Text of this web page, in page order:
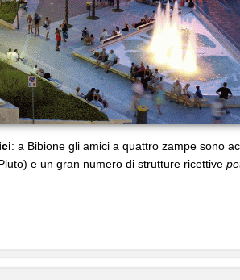
: a Bibione gli amici a quattro zampe sono
e un gran numero di strutture ricettive